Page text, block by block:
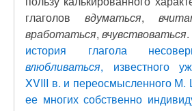
глаголов вдуматься,
вработаться, вчувствоваться.
история глагола
влюбливаться, известного
XVIII в. и переосмысленного М.
ее многих собственно